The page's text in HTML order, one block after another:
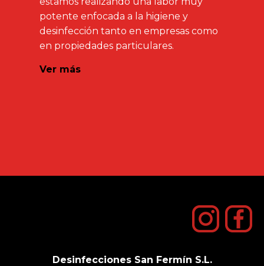
potente enfocada a la higiene y
desinfección tanto en empresas como
en propiedades particulares.
Ver más
Desinfecciones San Fermín S.L.